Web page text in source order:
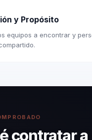
y Propósito
equipos a encontrar y
contratar a